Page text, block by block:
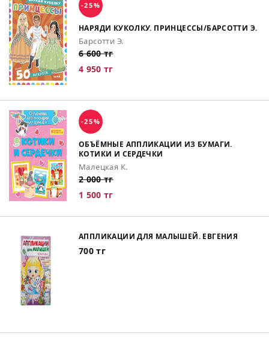
-25%
НАРЯДИ КУКОЛКУ. ПРИНЦЕССЫ/БАРСОТТИ Э.
Барсотти Э.
6 600 тг
4 950 тг
-25%
ОБЪЁМНЫЕ АППЛИКАЦИИ ИЗ БУМАГИ.
КОТИКИ И СЕРДЕЧКИ
Малецкая К.
2 000 тг
1 500 тг
АППЛИКАЦИИ ДЛЯ МАЛЫШЕЙ. ЕВГЕНИЯ
700 тг